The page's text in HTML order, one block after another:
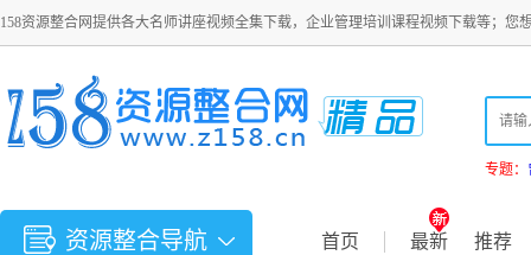
158资源整合网提供各大名师讲座视频全集下载，企业管理培训课程视频下载等；您
专题：
资源整合导航 首页 最新 推荐